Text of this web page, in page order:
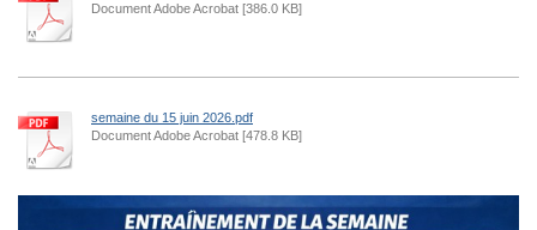
Document Adobe Acrobat [386.0 KB]
semaine du 15 juin 2026.pdf
Document Adobe Acrobat [478.8 KB]